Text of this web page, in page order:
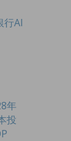
行AI
年
投